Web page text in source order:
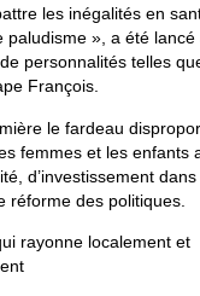
les inégalités en
paludisme », a été
personnalités telles
François.
le fardeau
femmes et les enfants
d’investissement
réforme des politiques.
rayonne localement et